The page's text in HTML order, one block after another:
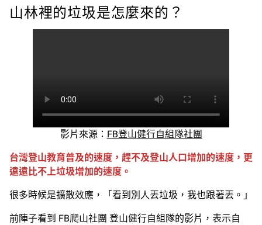
山林裡的垃圾是怎麼來的？
影片來源： FB登山健行自組隊社團
台灣登山教育普及的速度，趕不及登山人口增加的速度，更
遠遠比不上垃圾增加的速度。
很多時候是擴散效應，「看到別人丟垃圾，我也跟著丟。」
前陣子看到 FB爬山社團 登山健行自組隊的影片，表示自